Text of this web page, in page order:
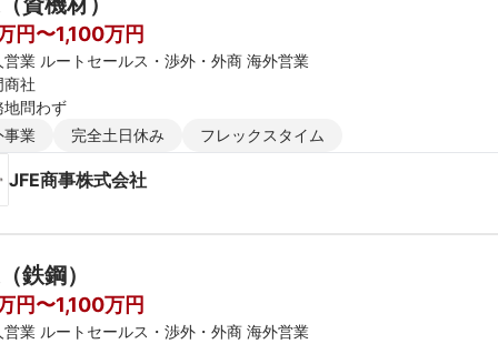
円〜1,100万円
営業 ルートセールス・渉外・外商 海外営業
商社
地問わず
事業
完全土日休み フレックスタイム
JFE商事株式会社
鉄鋼）
円〜1,100万円
営業 ルートセールス・渉外・外商 海外営業